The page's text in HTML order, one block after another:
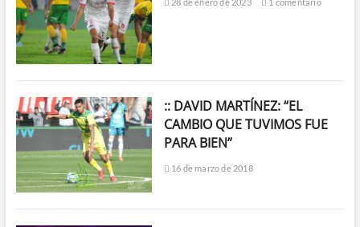
28 de enero de 2023 1 comentario
:: DAVID MARTÍNEZ: “EL
CAMBIO QUE TUVIMOS FUE
PARA BIEN”
16 de marzo de 2018